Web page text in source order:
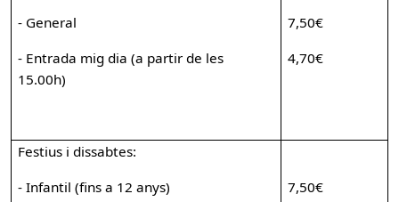
- General
- Entrada mig dia (a partir de les
15.00h)
7,50€
4,70€
Festius i dissabtes:
- Infantil (fins a 12 anys)
7,50€